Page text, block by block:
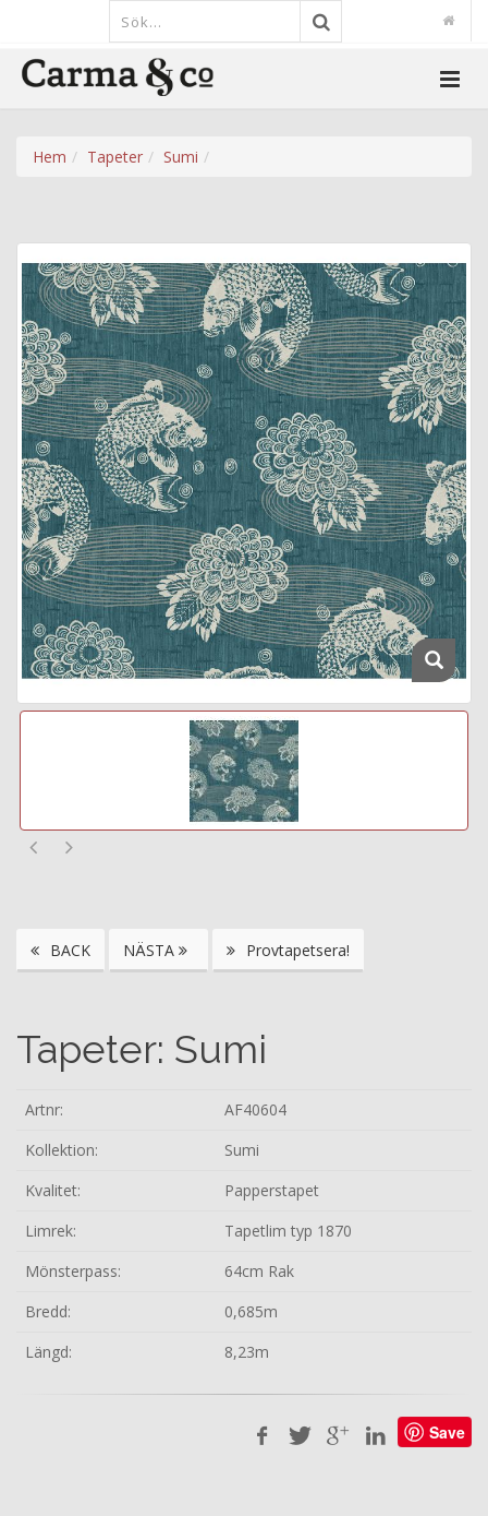
Hem Tapeter Sumi
BACK NÄSTA Provtapetsera!
Tapeter: Sumi
Artnr:
AF40604
Kollektion:
Sumi
Kvalitet:
Papperstapet
Limrek:
Tapetlim typ 1870
Mönsterpass:
64cm Rak
Bredd:
0,685m
Längd:
8,23m
Save